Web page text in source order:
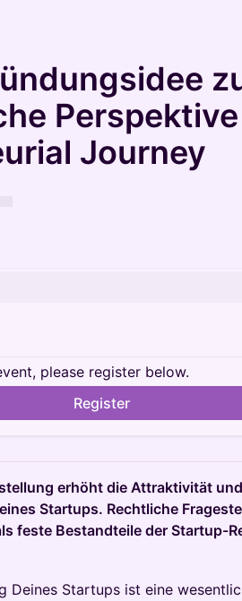
Journey
please register below.
Register
erhöht die Attraktivität und
Startups. Rechtliche
feste Bestandteile der Startup-
Deines Startups ist eine